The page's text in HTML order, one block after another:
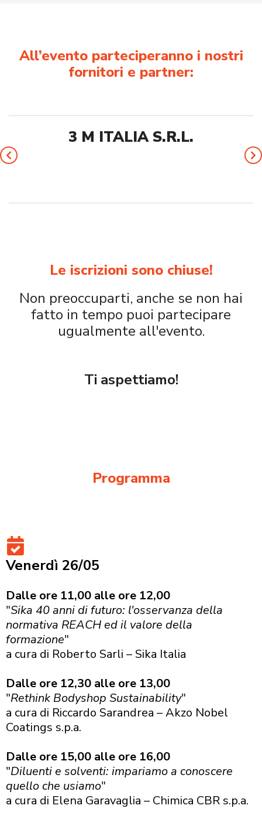
All’evento parteciperanno i nostri
fornitori e partner:
3 M ITALIA S.R.L.
Le iscrizioni sono chiuse!
Non preoccuparti, anche se non hai
fatto in tempo puoi partecipare
ugualmente all'evento.
Ti aspettiamo!
Programma
Venerdì 26/05
Dalle ore 11,00 alle ore 12,00
"Sika 40 anni di futuro: l'osservanza della
normativa REACH ed il valore della
formazione"
a cura di Roberto Sarli – Sika Italia
Dalle ore 12,30 alle ore 13,00
"Rethink Bodyshop Sustainability"
a cura di Riccardo Sarandrea – Akzo Nobel
Coatings s.p.a.
Dalle ore 15,00 alle ore 16,00
"Diluenti e solventi: impariamo a conoscere
quello che usiamo"
a cura di Elena Garavaglia – Chimica CBR s.p.a.